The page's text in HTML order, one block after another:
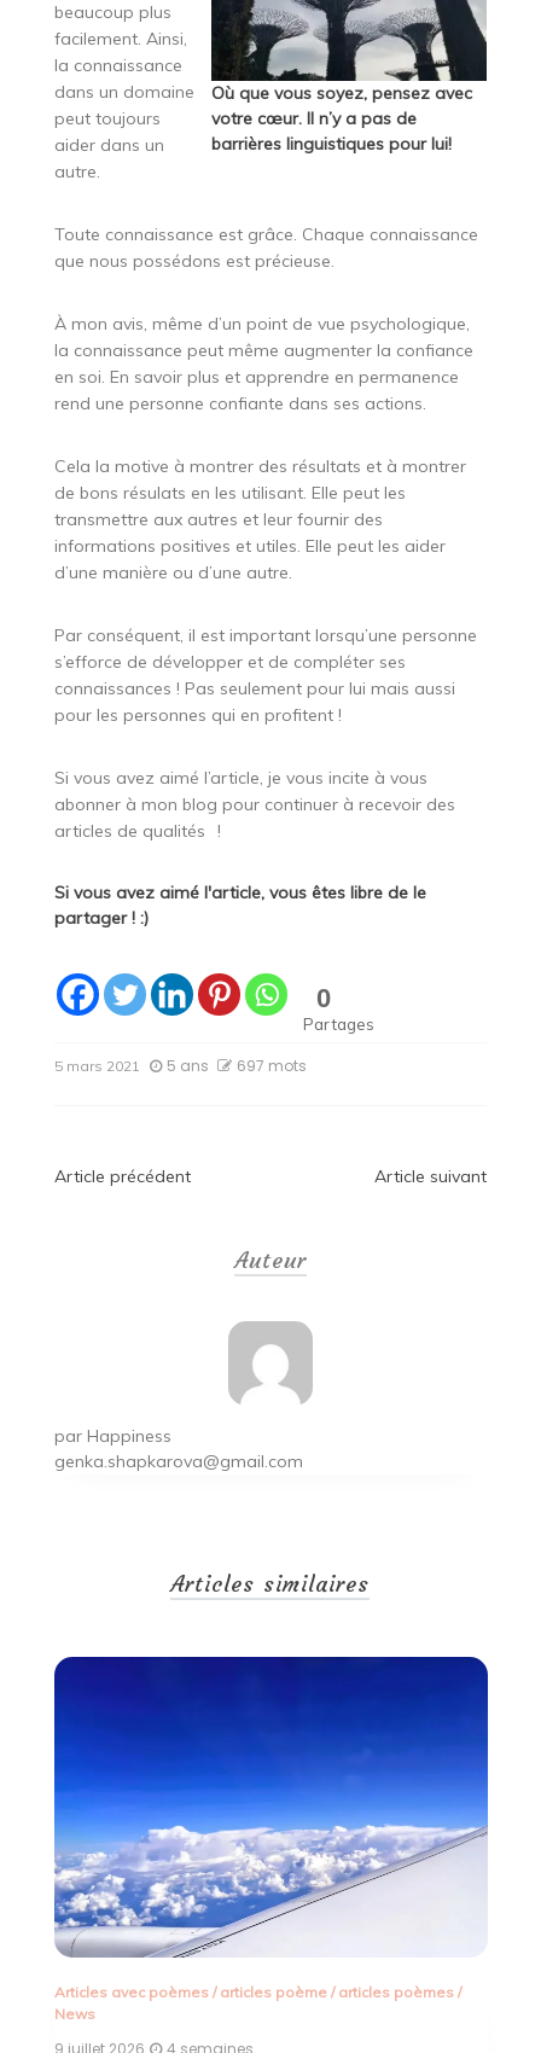
Où que vous soyez, pensez avec
votre cœur. Il n’y a pas de
barrières linguistiques pour lui!
beaucoup plus
facilement. Ainsi,
la connaissance
dans un domaine
peut toujours
aider dans un
autre.
Toute connaissance est grâce. Chaque connaissance
que nous possédons est précieuse.
À mon avis, même d’un point de vue psychologique,
la connaissance peut même augmenter la confiance
en soi. En savoir plus et apprendre en permanence
rend une personne confiante dans ses actions.
Cela la motive à montrer des résultats et à montrer
de bons résulats en les utilisant. Elle peut les
transmettre aux autres et leur fournir des
informations positives et utiles. Elle peut les aider
d’une manière ou d’une autre.
Par conséquent, il est important lorsqu’une personne
s’efforce de développer et de compléter ses
connaissances ! Pas seulement pour lui mais aussi
pour les personnes qui en profitent !
Si vous avez aimé l’article, je vous incite à vous
abonner à mon blog pour continuer à recevoir des
articles de qualités
!
Si vous avez aimé l'article, vous êtes libre de le
partager ! :)
0
Partages
5 mars 2021 5 ans 697 mots
Navigation
Article précédent Article suivant
Auteur
par Happiness
genka.shapkarova@gmail.com
Articles similaires
Articles avec poèmes/ articles poème/ articles poèmes/
News
9 juillet 2026 4 semaines